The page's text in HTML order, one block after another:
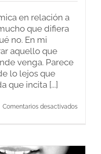
en relación a
que difiera
no. En mi
aquello que
venga. Parece
lo lejos que
que incita [...]
Comentarios desactivadosen